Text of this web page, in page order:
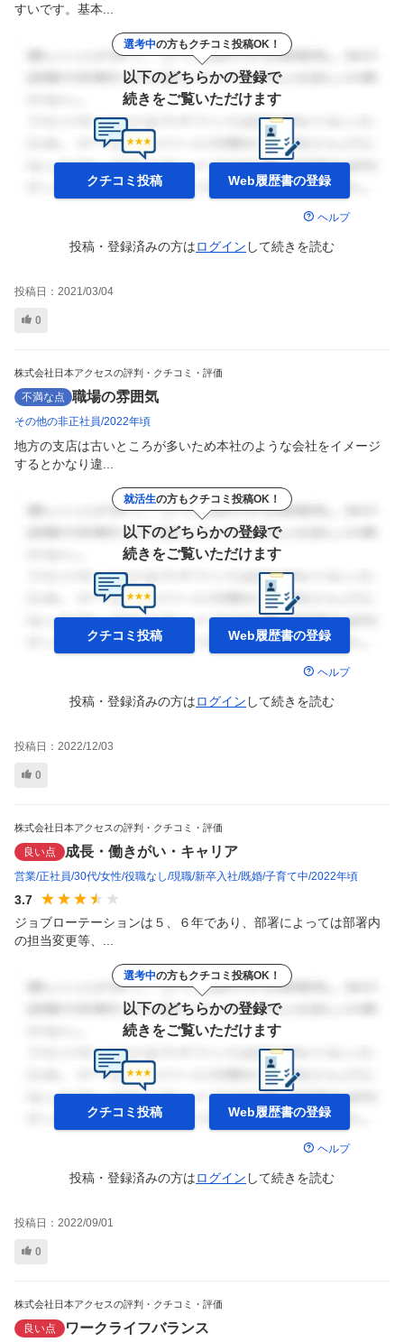
すいです。基本...
選考中の方もクチコミ投稿OK！
以下のどちらかの登録で
続きをご覧いただけます
クチコミ投稿 Web履歴書の登録
ヘルプ
投稿・登録済みの方はログイン して続きを読む
投稿日： 2021/03/04
0
株式会社日本アクセスの評判・クチコミ・評価
不満な点 職場の雰囲気
その他の非正社員 2022年頃
地方の支店は古いところが多いため本社のような会社をイメージ
するとかなり違...
就活生の方もクチコミ投稿OK！
以下のどちらかの登録で
続きをご覧いただけます
クチコミ投稿 Web履歴書の登録
ヘルプ
投稿・登録済みの方はログイン して続きを読む
投稿日： 2022/12/03
0
株式会社日本アクセスの評判・クチコミ・評価
良い点 成長・働きがい・キャリア
営業 正社員 30代 女性 役職なし 現職 新卒入社 既婚 子育て中 2022年頃
3.7
ジョブローテーションは５、６年であり、部署によっては部署内
の担当変更等、...
選考中の方もクチコミ投稿OK！
以下のどちらかの登録で
続きをご覧いただけます
クチコミ投稿 Web履歴書の登録
ヘルプ
投稿・登録済みの方はログイン して続きを読む
投稿日： 2022/09/01
0
株式会社日本アクセスの評判・クチコミ・評価
良い点 ワークライフバランス